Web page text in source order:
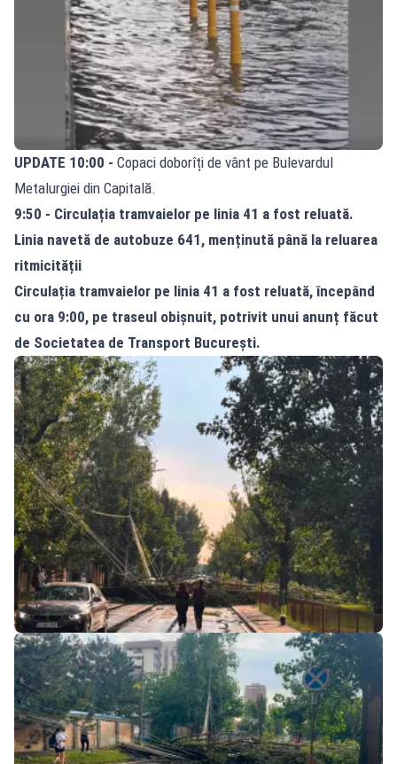
UPDATE 10:00 - Copaci doborîți de vânt pe Bulevardul
Metalurgiei din Capitală.
9:50 - Circulația tramvaielor pe linia 41 a fost reluată.
Linia navetă de autobuze 641, menținută până la reluarea
ritmicității
Circulația tramvaielor pe linia 41 a fost reluată, începând
cu ora 9:00, pe traseul obișnuit, potrivit unui anunț făcut
de Societatea de Transport București.